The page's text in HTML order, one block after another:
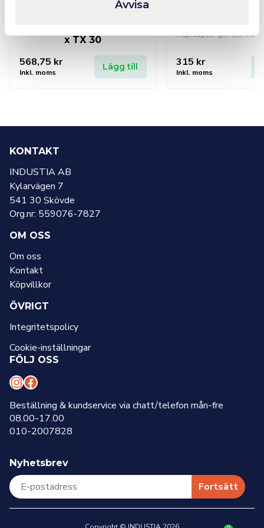
Avvisa
Impaktor 1 Bits for TX
x TX 30
568,75 kr
Inkl. moms
Lägg till 315 kr
Inkl. moms
KONTAKT
INDUSTIA AB
Kylarvägen 7
541 30 Skövde
Org.nr: 559076-7827
OM OSS
Om oss
Kontakt
Köpvillkor
ÖVRIGT
Integritetspolicy
Cookie-inställningar
FÖLJ OSS
I
n
s
t
a
g
r
a
F
a
c
e
b
o
o
k
Beställning & kundservice via chatt/telefon mån-fre
08.00-17.00
010-2007828
Nyhetsbrev
Fortsätt